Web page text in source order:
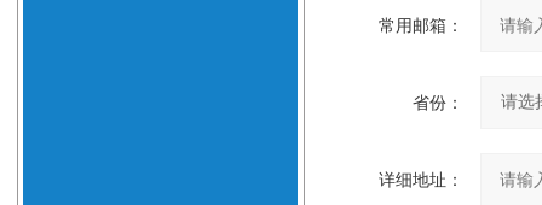
常用邮箱：
省份：
详细地址：